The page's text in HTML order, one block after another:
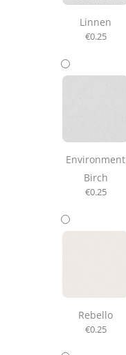
Linnen
€0.25
Environment
Birch
€0.25
Rebello
€0.25